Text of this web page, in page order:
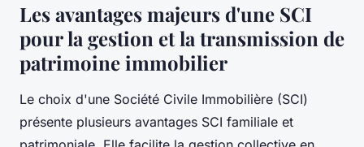
Les avantages majeurs d'une SCI
pour la gestion et la transmission de
patrimoine immobilier
Le choix d'une Société Civile Immobilière (SCI)
présente plusieurs avantages SCI familiale et